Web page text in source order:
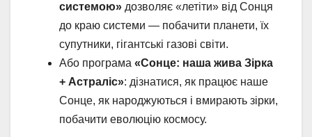
системою» дозволяє «летіти» від Сонця
до краю системи — побачити планети, їх
супутники, гігантські газові світи.
Або програма «Сонце: наша жива Зірка
+ Астраліс»: дізнатися, як працює наше
Сонце, як народжуються і вмирають зірки,
побачити еволюцію космосу.